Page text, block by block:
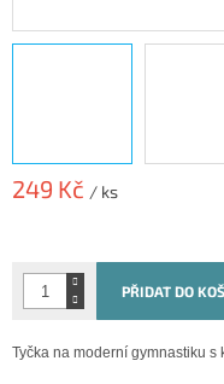
249 Kč / ks
PŘIDAT DO
Tyčka na moderní gymnastiku